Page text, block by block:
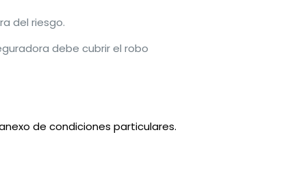
del riesgo.
debe cubrir el robo
de condiciones particulares.